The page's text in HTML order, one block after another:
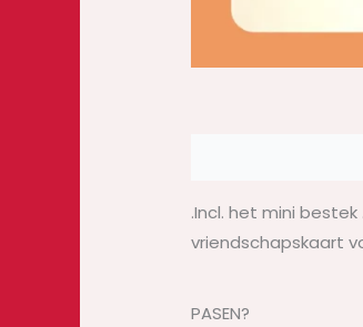
.Incl. het mini
vriendschapskaart
PASEN?